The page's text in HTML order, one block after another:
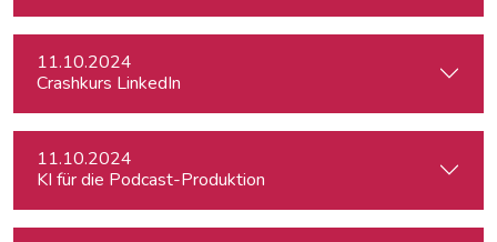
11.10.2024
Crashkurs LinkedIn
11.10.2024
KI für die Podcast-Produktion